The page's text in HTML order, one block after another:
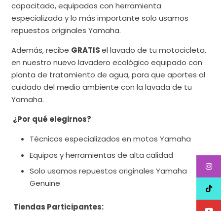
capacitado, equipados con herramienta
especializada y lo más importante solo usamos
repuestos originales Yamaha.
Además, recibe GRATISel lavado de tu motocicleta,
en nuestro nuevo lavadero ecológico equipado con
planta de tratamiento de agua, para que aportes al
cuidado del medio ambiente con la lavada de tu
Yamaha.
¿Por qué elegirnos?
Técnicos especializados en motos Yamaha
Equipos y herramientas de alta calidad
Solo usamos repuestos originales Yamaha
Genuine
Tiendas Participantes: